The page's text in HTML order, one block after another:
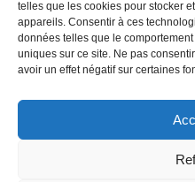
telles que les cookies pour stocker
appareils. Consentir à ces
données telles que le
uniques sur ce site. Ne pas
avoir un effet négatif sur certaines
J’ai lu et j’accepte la
d’OsaBus.